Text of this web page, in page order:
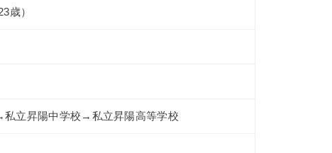
歳）
立昇陽中学校→私立昇陽高等学校